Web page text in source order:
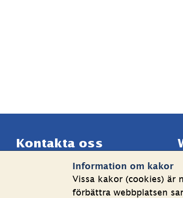
Information om kakor
Vissa kakor (cookies) är
förbättra webbplatsen
Kontakta oss
Telefon växel: 08-508 862
info@shk.se